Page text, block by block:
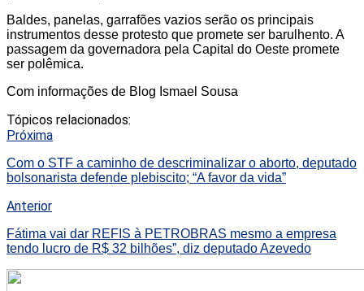
Baldes, panelas, garrafões vazios serão os principais
instrumentos desse protesto que promete ser barulhento. A
passagem da governadora pela Capital do Oeste promete
ser polêmica.
Com informações de Blog Ismael Sousa
Tópicos relacionados:
Próxima
Com o STF a caminho de descriminalizar o aborto, deputado
bolsonarista defende plebiscito; “A favor da vida”
Anterior
Fátima vai dar REFIS à PETROBRAS mesmo a empresa
tendo lucro de R$ 32 bilhões”, diz deputado Azevedo